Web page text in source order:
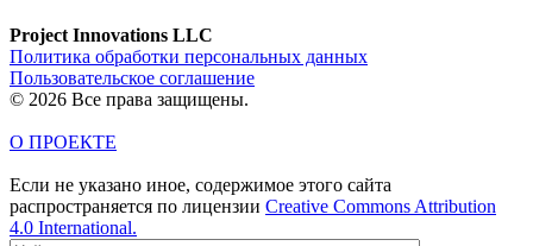
Project Innovations LLC
Политика обработки персональных данных
Пользовательское соглашение
© 2026 Все права защищены.
О ПРОЕКТЕ
Если не указано иное, содержимое этого сайта
распространяется по лицензии Creative Commons Attribution
4.0 International.